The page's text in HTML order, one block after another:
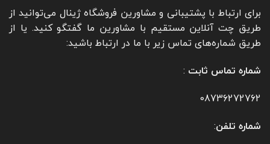
قطعه جدید را با نیازهای خود هماهنگ کنید. برای
مثال، کاربران حرفه‌ای یا گیمرها به قطعاتی با توان
و ظرفیت بالاتر نیاز دارند.
هر محصول در سایت ژینال است. این اطلاعات
می‌تواند تصویر دقیق‌تری از عملکرد واقعی قطعه به
شما بدهد.
در نهایت، پشتیبانی و خدمات پس از فروش نیز
برای ارتباط با پشتیبانی و مشاورین فروشگاه ژینال می‌توانید از
طریق چت آنلاین مستقیم با مشاورین ما گفتگو کنید. یا از
طریق شماره‌های تماس زیر با ما در ارتباط باشید:
شماره تماس ثابت :
08736272762
شماره تلفن: